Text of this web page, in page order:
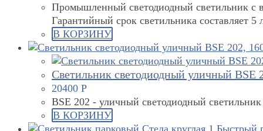
Промышленный светодиодный светильник с
Гарантийный срок светильника составляет 5
В КОРЗИНУ
Светильник светодиодный уличный BSE
20400 Р
BSE 202 - уличный светодиодный светильник
В КОРЗИНУ
Быстрый